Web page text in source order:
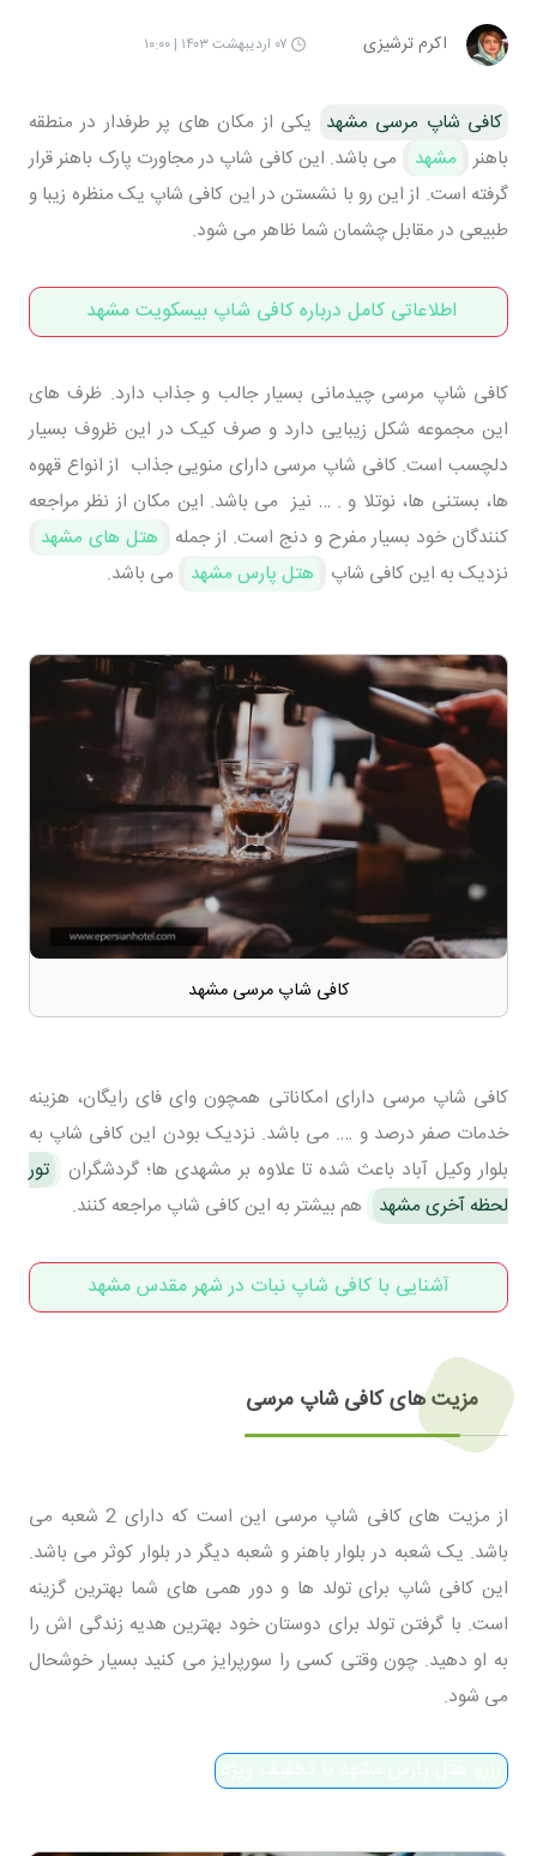
اکرم ترشیزی ۰۷ اردیبهشت ۱۴۰۳ | ۱۰:۰۰
کافی شاپ مرسی مشهد یکی از مکان های پر طرفدار در منطقه
باهنر مشهد
می باشد. این کافی شاپ در مجاورت پارک باهنر قرار
گرفته است. از این رو با نشستن در این کافی شاپ یک منظره زیبا و
طبیعی در مقابل چشمان شما ظاهر می شود.
اطلاعاتی کامل درباره کافی شاپ بیسکویت مشهد
کافی شاپ مرسی چیدمانی بسیار جالب و جذاب دارد. ظرف های
این مجموعه شکل زیبایی دارد و صرف کیک در این ظروف بسیار
دلچسب است. کافی شاپ مرسی دارای منویی جذاب از انواع قهوه
ها، بستنی ها، نوتلا و . … نیز می باشد. این مکان از نظر مراجعه
کنندگان خود بسیار مفرح و دنج است. از جمله
هتل های مشهد
نزدیک به این کافی شاپ
هتل پارس مشهد می باشد.
کافی شاپ مرسی مشهد
کافی شاپ مرسی دارای امکاناتی همچون وای فای رایگان، هزینه
خدمات صفر درصد و …. می باشد. نزدیک بودن این کافی شاپ به
بلوار وکیل آباد باعث شده تا علاوه بر مشهدی ها؛ گردشگران
تور
لحظه آخری مشهد
هم بیشتر به این کافی شاپ مراجعه کنند.
آشنایی با کافی شاپ نبات در شهر مقدس مشهد
مزیت های کافی شاپ مرسی
از مزیت های کافی شاپ مرسی این است که دارای 2 شعبه می
باشد. یک شعبه در بلوار باهنر و شعبه دیگر در بلوار کوثر می باشد.
این کافی شاپ برای تولد ها و دور همی های شما بهترین گزینه
است. با گرفتن تولد برای دوستان خود بهترین هدیه زندگی اش را
به او دهید. چون وقتی کسی را سورپرایز می کنید بسیار خوشحال
می شود.